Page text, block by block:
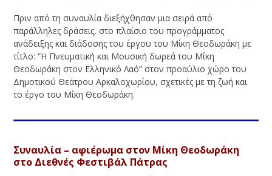
Πριν από τη συναυλία διεξήχθησαν μια σειρά από
παράλληλες δράσεις, στο πλαίσιο του προγράμματος
ανάδειξης και διάδοσης του έργου του Μίκη Θεοδωράκη με
τίτλο: “Η Πνευματική και Μουσική δωρεά του Μίκη
Θεοδωράκη στον Ελληνικό Λαό” στον προαύλιο χώρο του
Δημοτικού Θεάτρου Αρκαλοχωρίου, σχετικές με τη ζωή και
το έργο του Μίκη Θεοδωράκη.
Συναυλία – αφιέρωμα στον Μίκη Θεοδωράκη
στο Διεθνές Φεστιβάλ Πάτρας